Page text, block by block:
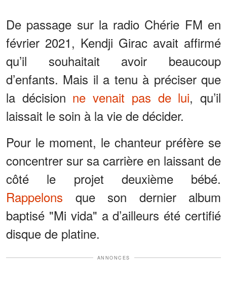
De passage sur la radio Chérie FM en
février 2021, Kendji Girac avait affirmé
qu’il souhaitait avoir beaucoup
d’enfants. Mais il a tenu à préciser que
la décision ne venait pas de lui, qu’il
laissait le soin à la vie de décider.
Pour le moment, le chanteur préfère se
concentrer sur sa carrière en laissant de
côté le projet deuxième bébé.
Rappelons que son dernier album
baptisé "Mi vida" a d’ailleurs été certifié
disque de platine.
ANNONCES